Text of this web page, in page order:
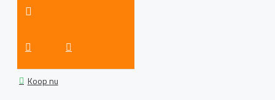
Koop nu